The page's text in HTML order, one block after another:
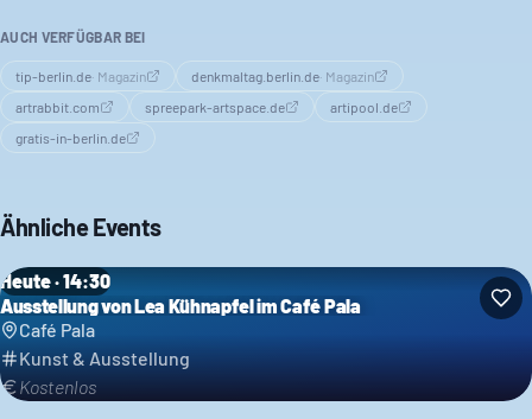
AUCH VERFÜGBAR BEI
tip-berlin.de· Magazin denkmaltag.berlin.de· Magazin
artrabbit.com
spreepark-artspace.de
artipool.de
gratis-in-berlin.de
Ähnliche Events
Heute · 14:30
Ausstellung von Lea Kühnapfel im Café Pala
Café Pala
Kunst & Ausstellung
Kostenlos